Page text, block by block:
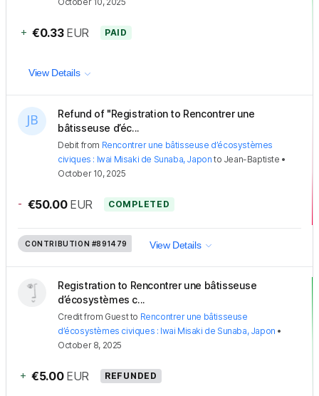
+ €0.33 EUR PAID
View Details
Refund of "Registration to Rencontrer une
bâtisseuse d’éc...
Debit from Rencontrer une bâtisseuse d’écosystèmes
civiques : Iwai Misaki de Sunaba, Japon to Jean-Baptiste •
October 10, 2025
- €50.00 EUR COMPLETED
CONTRIBUTION #891479 View Details
Registration to Rencontrer une bâtisseuse
d’écosystèmes c...
Creditfrom Guestto Rencontrer une bâtisseuse
d’écosystèmes civiques : Iwai Misaki de Sunaba, Japon •
October 8, 2025
+ €5.00 EUR REFUNDED